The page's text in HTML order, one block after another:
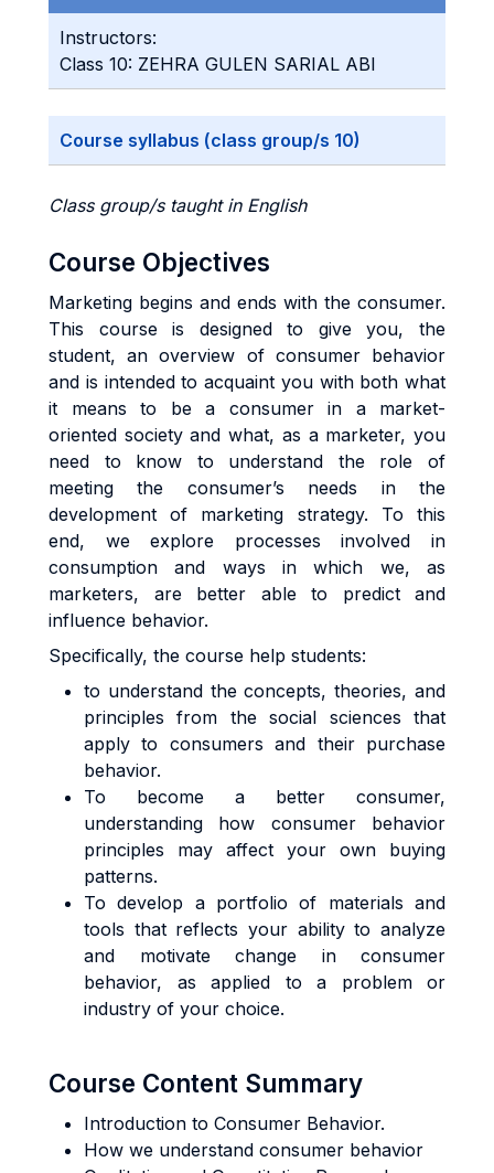
Instructors:
Class 10: ZEHRA GULEN SARIAL ABI
Course syllabus (class group/s 10)
Class group/s taught in English
Course Objectives
Marketing begins and ends with the consumer.
This course is designed to give you, the
student, an overview of consumer behavior
and is intended to acquaint you with both what
it means to be a consumer in a market-
oriented society and what, as a marketer, you
need to know to understand the role of
meeting the consumer’s needs in the
development of marketing strategy. To this
end, we explore processes involved in
consumption and ways in which we, as
marketers, are better able to predict and
influence behavior.
Specifically, the course help students:
to understand the concepts, theories, and
principles from the social sciences that
apply to consumers and their purchase
behavior.
To become a better consumer,
understanding how consumer behavior
principles may affect your own buying
patterns.
To develop a portfolio of materials and
tools that reflects your ability to analyze
and motivate change in consumer
behavior, as applied to a problem or
industry of your choice.
Course Content Summary
Introduction to Consumer Behavior.
How we understand consumer behavior